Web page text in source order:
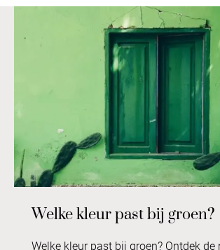
Welke kleur past bij groen?
Welke kleur past bij groen? Ontdek de